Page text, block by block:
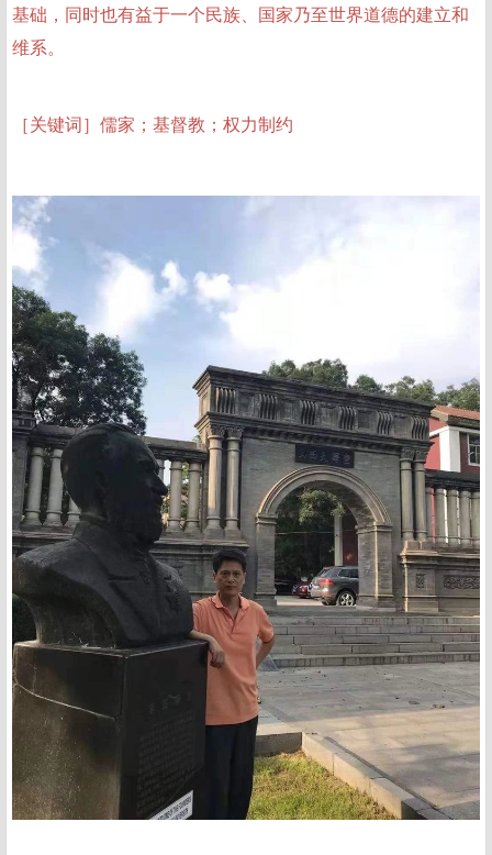
基础，同时也有益于一个民族、国家乃至世界道德的建立和
维系。
［关键词］儒家；基督教；权力制约